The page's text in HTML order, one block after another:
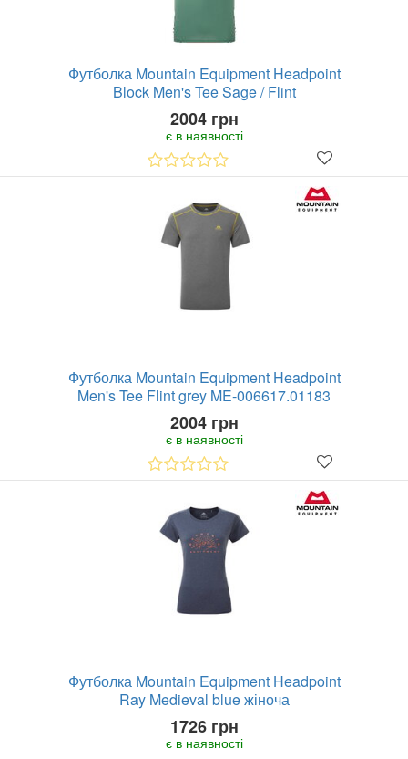
Футболка Mountain Equipment Headpoint
Block Men's Tee Sage / Flint
2004 грн
є в наявності
Футболка Mountain Equipment Headpoint
Men's Tee Flint grey ME-006617.01183
2004 грн
є в наявності
Футболка Mountain Equipment Headpoint
Ray Medieval blue жіноча
1726 грн
є в наявності